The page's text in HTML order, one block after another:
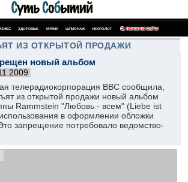
ЗДОРОВЬЕ АРМИЯ ШПИОНАЖ НЕКРОЛОГ ПОИСК ПО САЙТУ
ИЗ ОТКРЫТОЙ ПРОДАЖИ
новый альбом
телерадиокорпорация ВВС сообщила,
из открытой продажи новый альбом
Rammstein "Любовь - всем" (Liebe ist
в оформлении обложки
запрещение потребовало ведомство-